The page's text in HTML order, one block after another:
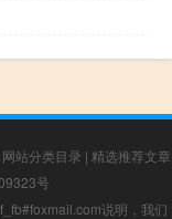
网站分类目录 | 精选推荐文章
号
说明，我们